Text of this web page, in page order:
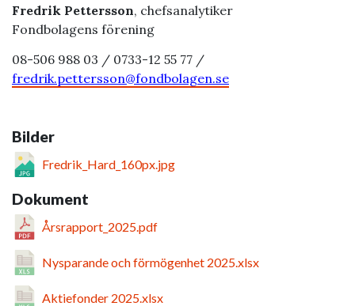
Fredrik Pettersson, chefsanalytiker
Fondbolagens förening
08-506 988 03 / 0733-12 55 77 /
fredrik.pettersson@fondbolagen.se
Bilder
Fredrik_Hard_160px.jpg
Dokument
Årsrapport_2025.pdf
Nysparande och förmögenhet 2025.xlsx
Aktiefonder 2025.xlsx